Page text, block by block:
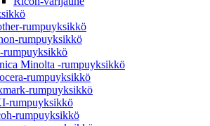
rumpuyksikkö
rumpuyksikkö
rumpuyksikkö
Minolta -rumpuyksikkö
rumpuyksikkö
rumpuyksikkö
rumpuyksikkö
rumpuyksikkö